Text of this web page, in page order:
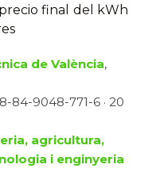
final del kWh
de València,
84-9048-771-6 · 20
agricultura,
i enginyeria